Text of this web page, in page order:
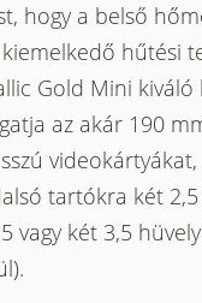
hogy a belső
hűtési
Gold Mini kiváló
az akár 190
tartókra két 2,5
vagy két 3,5